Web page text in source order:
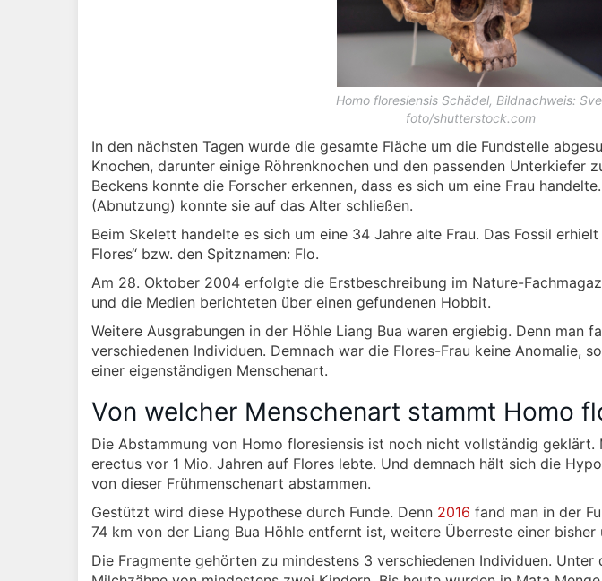
Homo floresiensis Schädel, Bildnachweis:
foto/shutterstock.com
In den nächsten Tagen wurde die gesamte Fläche um die Fundstelle
Knochen, darunter einige Röhrenknochen und den passenden Unterkiefer
Beckens konnte die Forscher erkennen, dass es sich um eine Frau
(Abnutzung) konnte sie auf das Alter schließen.
Beim Skelett handelte es sich um eine 34 Jahre alte Frau. Das Fossil
Flores“ bzw. den Spitznamen: Flo.
Am 28. Oktober 2004 erfolgte die Erstbeschreibung im Nature-
und die Medien berichteten über einen gefundenen Hobbit.
Weitere Ausgrabungen in der Höhle Liang Bua waren ergiebig. Denn man
verschiedenen Individuen. Demnach war die Flores-Frau keine Anomalie,
einer eigenständigen Menschenart.
Von welcher Menschenart stammt Homo
Die Abstammung von Homo floresiensis ist noch nicht vollständig geklärt.
erectus vor 1 Mio. Jahren auf Flores lebte. Und demnach hält sich die
von dieser Frühmenschenart abstammen.
Gestützt wird diese Hypothese durch Funde. Denn 2016 fand man in der
74 km von der Liang Bua Höhle entfernt ist, weitere Überreste einer bisher
Die Fragmente gehörten zu mindestens 3 verschiedenen Individuen.